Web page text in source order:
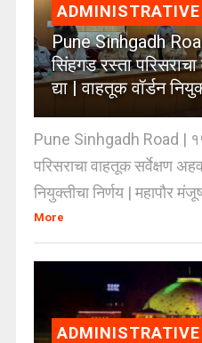
ADMINISTRATIVE
Pune Sinhgadh
सिंहगड रस्ता
द्या | वाहतूक वॉर्डन
Pune Sinhgadh Road |
परिसराचा वाहतूक सर्वेक्षण
नियुक्तीचा निर्णय | महापौर
More
ADMINISTRATIVE